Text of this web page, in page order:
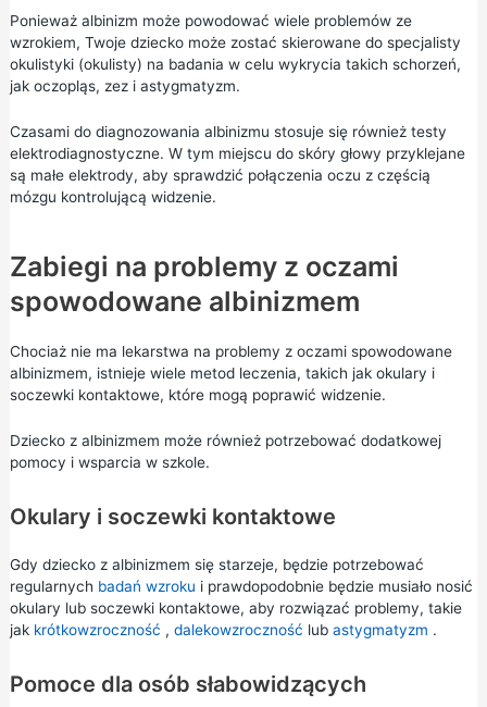
Ponieważ albinizm może powodować wiele problemów ze
wzrokiem, Twoje dziecko może zostać skierowane do specjalisty
okulistyki (okulisty) na badania w celu wykrycia takich schorzeń,
jak oczopląs, zez i astygmatyzm.
Czasami do diagnozowania albinizmu stosuje się również testy
elektrodiagnostyczne. W tym miejscu do skóry głowy przyklejane
są małe elektrody, aby sprawdzić połączenia oczu z częścią
mózgu kontrolującą widzenie.
Zabiegi na problemy z oczami
spowodowane albinizmem
Chociaż nie ma lekarstwa na problemy z oczami spowodowane
albinizmem, istnieje wiele metod leczenia, takich jak okulary i
soczewki kontaktowe, które mogą poprawić widzenie.
Dziecko z albinizmem może również potrzebować dodatkowej
pomocy i wsparcia w szkole.
Okulary i soczewki kontaktowe
Gdy dziecko z albinizmem się starzeje, będzie potrzebować
regularnych badań wzroku i prawdopodobnie będzie musiało nosić
okulary lub soczewki kontaktowe, aby rozwiązać problemy, takie
jak krótkowzroczność , dalekowzroczność lub astygmatyzm .
Pomoce dla osób słabowidzących